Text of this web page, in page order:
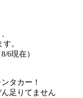
。
6現在）
タカー！
足りてません